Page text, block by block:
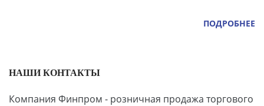
ПОДРОБНЕЕ
НАШИ КОНТАКТЫ
Компания Финпром - розничная продажа торгового